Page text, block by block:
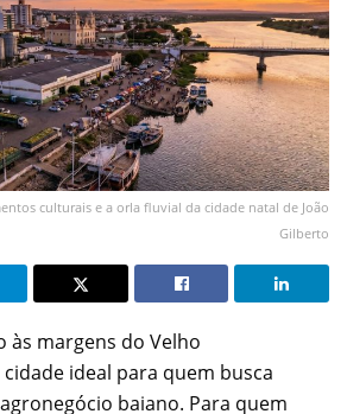
culturais e a orla fluvial da cidade natal de João
Gilberto
às margens do Velho
cidade ideal para quem busca
baiano. Para quem